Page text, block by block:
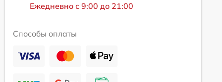
Ежедневно с 9:00 до 21:00
Способы оплаты